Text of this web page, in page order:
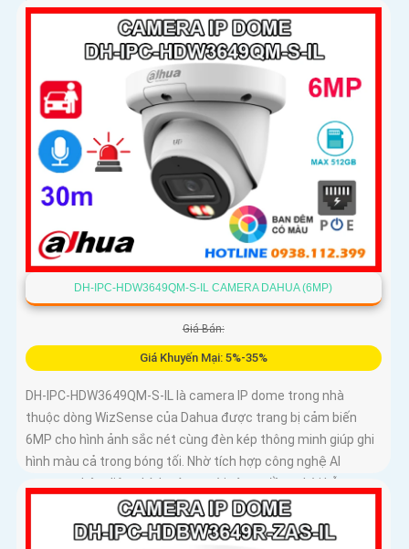
xác người và phương tiện, nâng cao hiệu quả giám sát an
ninh hỗ trợ PoE và giá rẻ hiệu quả
DH-IPC-HDW3649QM-S-IL CAMERA DAHUA (6MP)
Giá Bán:
Giá Khuyến Mại: 5%-35%
DH-IPC-HDW3649QM-S-IL là camera IP dome trong nhà
thuộc dòng WizSense của Dahua được trang bị cảm biến
6MP cho hình ảnh sắc nét cùng đèn kép thông minh giúp ghi
hình màu cả trong bóng tối. Nhờ tích hợp công nghệ AI
camera nhận diện chính xác người và xe, đồng thời hỗ trợ
mic ghi âm rõ ràng và khe thẻ nhớ lên đến 512GB cho khả
năng lưu trữ vượt trội với thiết kế nhỏ gọn cấp nguồn qua